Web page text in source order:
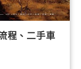
程、二手車